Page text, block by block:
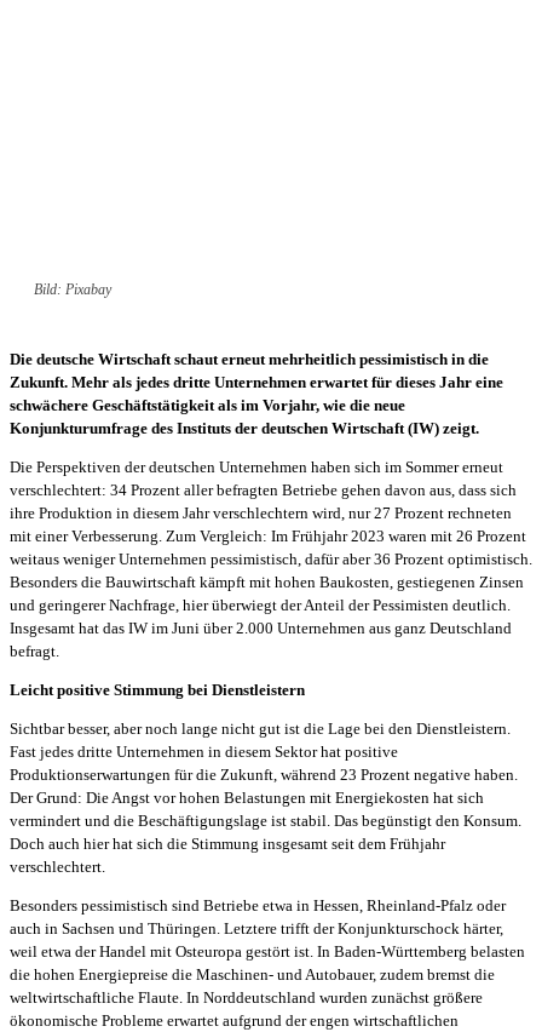
Bild: Pixabay
Die deutsche Wirtschaft schaut erneut mehrheitlich pessimistisch in die
Zukunft. Mehr als jedes dritte Unternehmen erwartet für dieses Jahr eine
schwächere Geschäftstätigkeit als im Vorjahr, wie die neue
Konjunkturumfrage des Instituts der deutschen Wirtschaft (IW) zeigt.
Die Perspektiven der deutschen Unternehmen haben sich im Sommer erneut
verschlechtert: 34 Prozent aller befragten Betriebe gehen davon aus, dass sich
ihre Produktion in diesem Jahr verschlechtern wird, nur 27 Prozent rechneten
mit einer Verbesserung. Zum Vergleich: Im Frühjahr 2023 waren mit 26 Prozent
weitaus weniger Unternehmen pessimistisch, dafür aber 36 Prozent optimistisch.
Besonders die Bauwirtschaft kämpft mit hohen Baukosten, gestiegenen Zinsen
und geringerer Nachfrage, hier überwiegt der Anteil der Pessimisten deutlich.
Insgesamt hat das IW im Juni über 2.000 Unternehmen aus ganz Deutschland
befragt.
Leicht positive Stimmung bei Dienstleistern
Sichtbar besser, aber noch lange nicht gut ist die Lage bei den Dienstleistern.
Fast jedes dritte Unternehmen in diesem Sektor hat positive
Produktionserwartungen für die Zukunft, während 23 Prozent negative haben.
Der Grund: Die Angst vor hohen Belastungen mit Energiekosten hat sich
vermindert und die Beschäftigungslage ist stabil. Das begünstigt den Konsum.
Doch auch hier hat sich die Stimmung insgesamt seit dem Frühjahr
verschlechtert.
Besonders pessimistisch sind Betriebe etwa in Hessen, Rheinland-Pfalz oder
auch in Sachsen und Thüringen. Letztere trifft der Konjunkturschock härter,
weil etwa der Handel mit Osteuropa gestört ist. In Baden-Württemberg belasten
die hohen Energiepreise die Maschinen- und Autobauer, zudem bremst die
weltwirtschaftliche Flaute. In Norddeutschland wurden zunächst größere
ökonomische Probleme erwartet aufgrund der engen wirtschaftlichen